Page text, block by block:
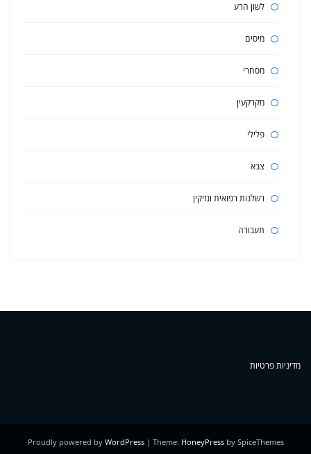
לשון הרע
מיסים
מסחרי
מקרקעין
פלילי
צבא
רשלנות רפואית ונזיקין
תעבורה
מדיניות פרטיות
Proudly powered by WordPress| Theme: HoneyPressby SpiceThemes